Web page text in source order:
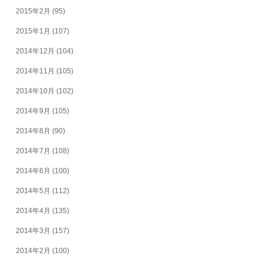
2015年2月 (95)
2015年1月 (107)
2014年12月 (104)
2014年11月 (105)
2014年10月 (102)
2014年9月 (105)
2014年8月 (90)
2014年7月 (108)
2014年6月 (100)
2014年5月 (112)
2014年4月 (135)
2014年3月 (157)
2014年2月 (100)